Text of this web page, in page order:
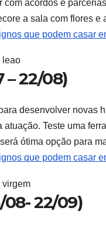
com acordos e
a sala com flores
que podem casar
– 22/08)
desenvolver novas
atuação. Teste uma
ótima opção para
que podem casar
22/09)